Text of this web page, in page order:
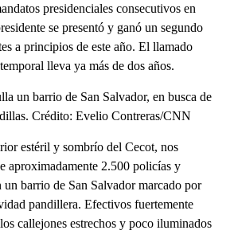
presidenciales consecutivos en
se presentó y ganó un segundo
a principios de este año. El llamado
lleva ya más de dos años.
un barrio de San Salvador, en busca de
Crédito: Evelio Contreras/CNN
estéril y sombrío del Cecot, nos
aproximadamente 2.500 policías y
un barrio de San Salvador marcado por
pandillera. Efectivos fuertemente
callejones estrechos y poco iluminados